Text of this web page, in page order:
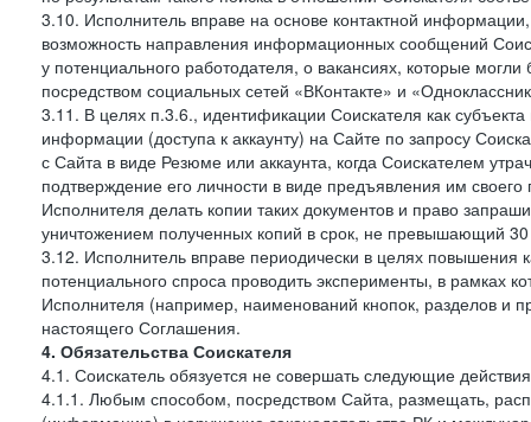
3.10. Исполнитель вправе на основе контактной
возможность направления информационных сообщений
у потенциального работодателя, о вакансиях, которые
посредством социальных сетей «ВКонтакте» и
3.11. В целях п.3.6., идентификации Соискателя как
информации (доступа к аккаунту) на Сайте по запросу
с Сайта в виде Резюме или аккаунта, когда Соискателем
подтверждение его личности в виде предъявления им
Исполнителя делать копии таких документов и право
уничтожением полученных копий в срок, не превышающий
3.12. Исполнитель вправе периодически в целях повышения
потенциального спроса проводить эксперименты, в рамках
Исполнителя (например, наименований кнопок, разделов и
настоящего Соглашения.
4. Обязательства Соискателя
4.1. Соискатель обязуется не совершать следующие
4.1.1. Любым способом, посредством Сайта, размещать,